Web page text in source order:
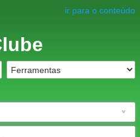
ir para o conteúdo